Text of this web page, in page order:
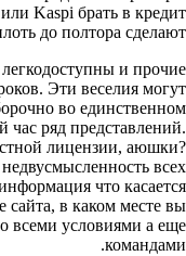
Kaspi брать в кредит
до полтора сделают.
и прочие
Эти веселия могут
во единственном
час ряд представлений.
лицензии, аюшки?
всех
что касается
сайта, в каком месте вы
всеми условиями а еще
командами.